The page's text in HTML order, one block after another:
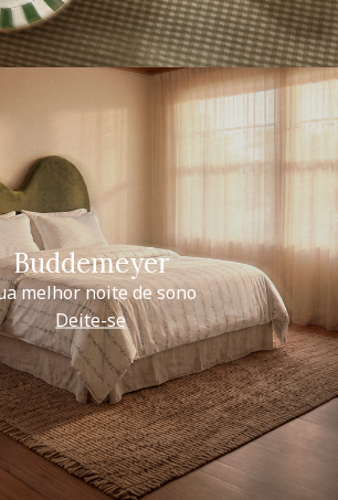
Buddemeyer
melhor noite de sono
Deite-se